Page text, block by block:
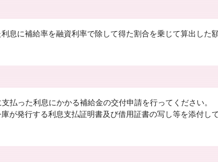
息に補給率を融資利率で除して得た割合を乗じて算出した
払った利息にかかる補給金の交付申請を行ってください。
が発行する利息支払証明書及び借用証書の写し等を添付し